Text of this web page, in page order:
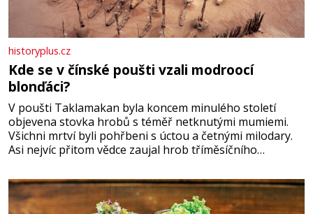
historyplus.cz
Kde se v čínské poušti vzali modroocí
blonďáci?
V poušti Taklamakan byla koncem minulého století
objevena stovka hrobů s téměř netknutými mumiemi.
Všichni mrtví byli pohřbeni s úctou a četnými milodary.
Asi nejvíc přitom vědce zaujal hrob tříměsíčního
blonďaté vlásky. Fakt, že jsou těla dávných lidí nesmírně
dobře zachovalá, přičítají odborníci zdejším klimatickým
podmínkám. Sucho, prosolené písky a extrémně